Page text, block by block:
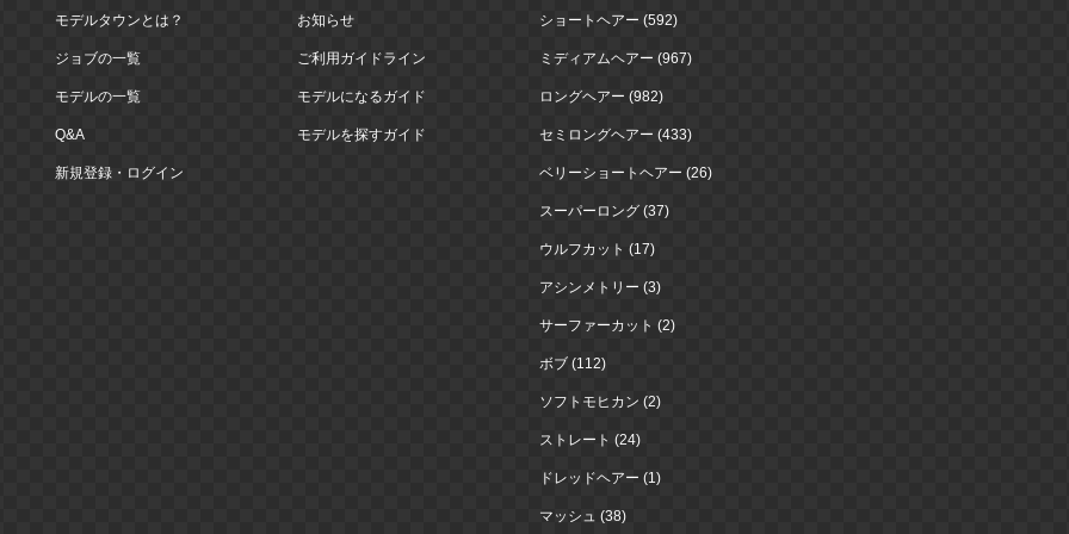
モデルタウンとは？
ジョブの一覧
モデルの一覧
Q&A
新規登録・ログイン
お知らせ
ご利用ガイドライン
モデルになるガイド
モデルを探すガイド
ショートヘアー (592)
ミディアムヘアー (967)
ロングヘアー (982)
セミロングヘアー (433)
ベリーショートヘアー (26)
スーパーロング (37)
ウルフカット (17)
アシンメトリー (3)
サーファーカット (2)
ボブ (112)
ソフトモヒカン (2)
ストレート (24)
ドレッドヘアー (1)
マッシュ (38)